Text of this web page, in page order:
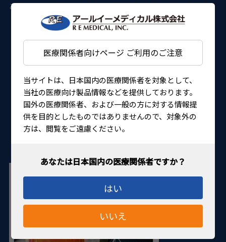
医療関係者向けページ ご利用のご注意
当サイトは、日本国内の医療関係者を対象として、
当社の医療向け製品情報などを提供しております。
国外の医療関係者、および一般の方に対する情報提
供を目的としたものではありませんので、対象外の
方は、閲覧をご遠慮ください。
はい
いいえ
あります。